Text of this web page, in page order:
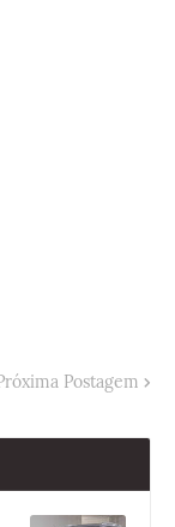
Postagem